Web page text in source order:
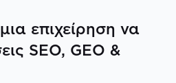
επιχείρηση να
SEO, GEO &